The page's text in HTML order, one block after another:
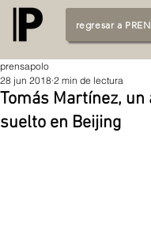
regresar a
Tomás Martínez, un
suelto en Beijing
prensapolo
28 jun 2018 2 min de lectura